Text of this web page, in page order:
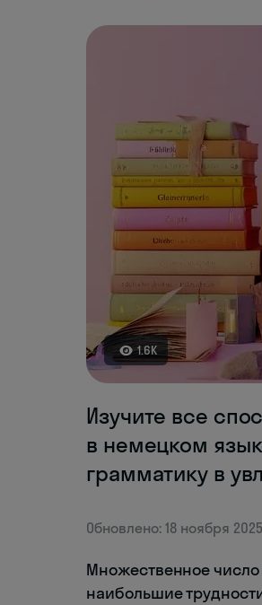
1.6K
Изучите все
в немецком
грамматику в
Обновлено: 18 ноября 2025
Множественное
наибольшие